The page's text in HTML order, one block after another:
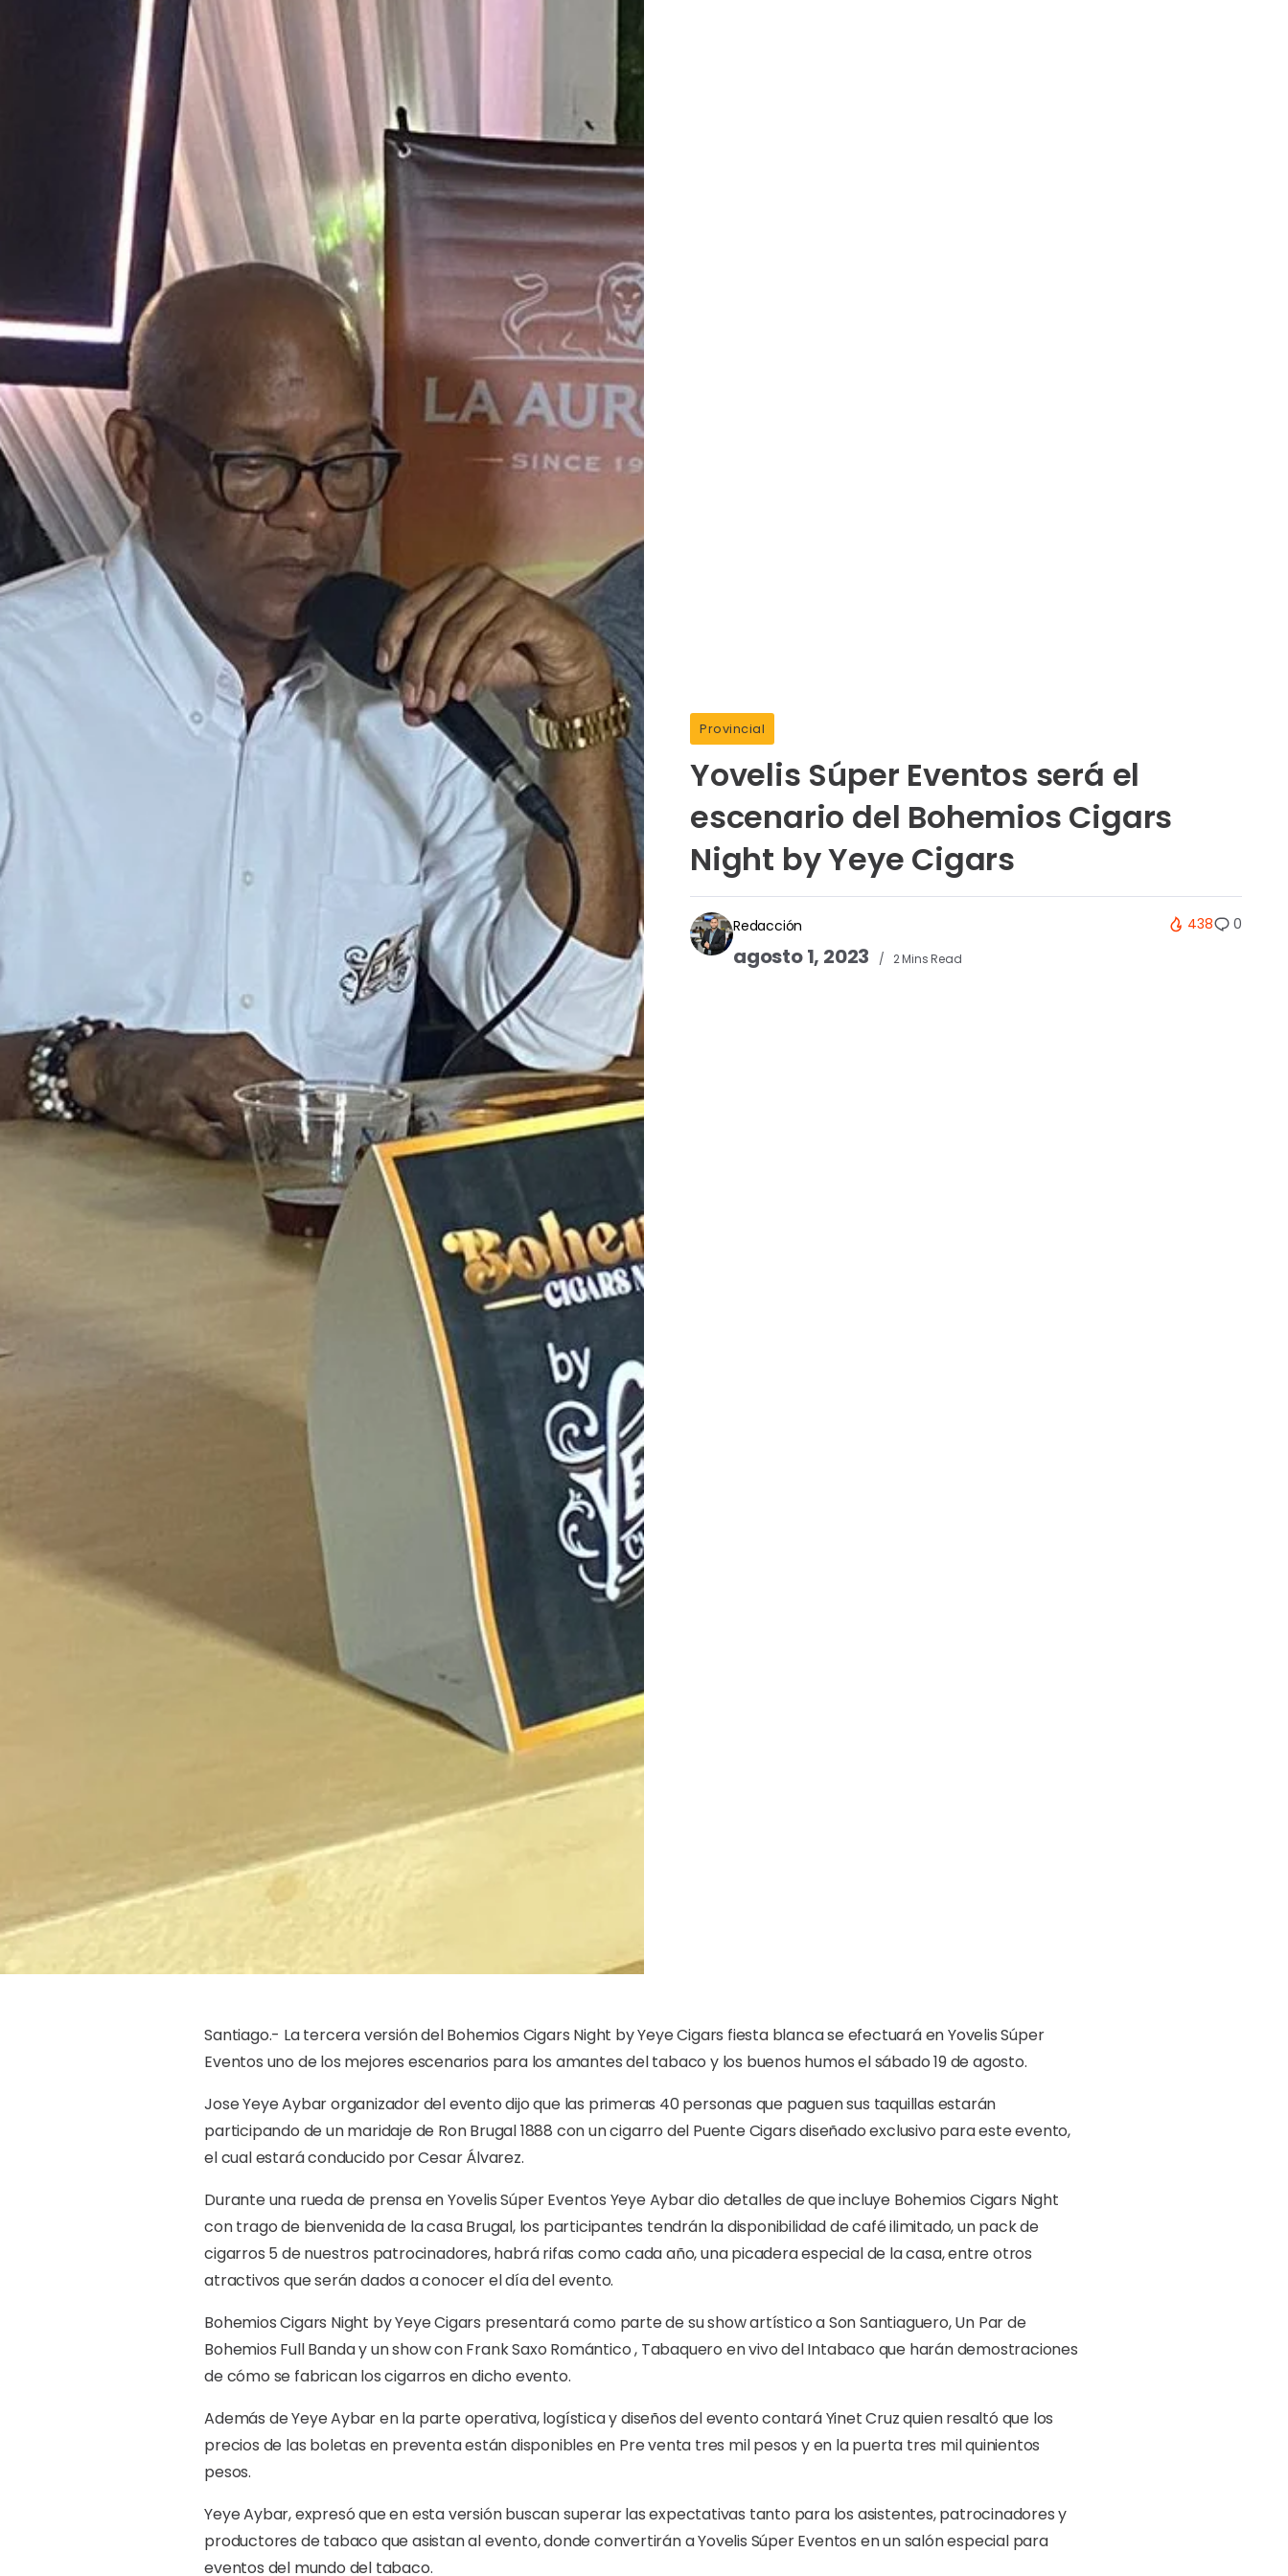
Provincial
Yovelis Súper Eventos será el
escenario del Bohemios Cigars
Night by Yeye Cigars
Redacción
agosto 1, 2023 2 Mins Read
438 0
Santiago.- La tercera versión del Bohemios Cigars Night by Yeye Cigars fiesta blanca se efectuará en Yovelis Súper
Eventos uno de los mejores escenarios para los amantes del tabaco y los buenos humos el sábado 19 de agosto.
Jose Yeye Aybar organizador del evento dijo que las primeras 40 personas que paguen sus taquillas estarán
participando de un maridaje de Ron Brugal 1888 con un cigarro del Puente Cigars diseñado exclusivo para este evento,
el cual estará conducido por Cesar Álvarez.
Durante una rueda de prensa en Yovelis Súper Eventos Yeye Aybar dio detalles de que incluye Bohemios Cigars Night
con trago de bienvenida de la casa Brugal, los participantes tendrán la disponibilidad de café ilimitado, un pack de
cigarros 5 de nuestros patrocinadores, habrá rifas como cada año, una picadera especial de la casa, entre otros
atractivos que serán dados a conocer el día del evento.
Bohemios Cigars Night by Yeye Cigars presentará como parte de su show artístico a Son Santiaguero, Un Par de
Bohemios Full Banda y un show con Frank Saxo Romántico , Tabaquero en vivo del Intabaco que harán demostraciones
de cómo se fabrican los cigarros en dicho evento.
Además de Yeye Aybar en la parte operativa, logística y diseños del evento contará Yinet Cruz quien resaltó que los
precios de las boletas en preventa están disponibles en Pre venta tres mil pesos y en la puerta tres mil quinientos
pesos.
Yeye Aybar, expresó que en esta versión buscan superar las expectativas tanto para los asistentes, patrocinadores y
productores de tabaco que asistan al evento, donde convertirán a Yovelis Súper Eventos en un salón especial para
eventos del mundo del tabaco.